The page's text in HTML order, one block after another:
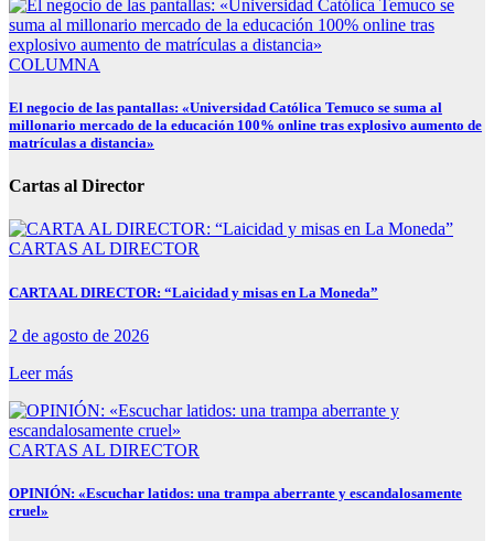
COLUMNA
El negocio de las pantallas: «Universidad Católica Temuco se suma al
millonario mercado de la educación 100% online tras explosivo aumento de
matrículas a distancia»
Cartas al Director
CARTAS AL DIRECTOR
CARTA AL DIRECTOR: “Laicidad y misas en La Moneda”
2 de agosto de 2026
Leer más
CARTAS AL DIRECTOR
OPINIÓN: «Escuchar latidos: una trampa aberrante y escandalosamente
cruel»